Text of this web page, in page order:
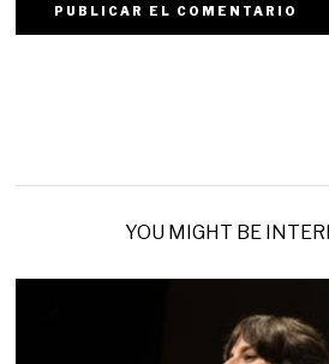
YOU MIGHT BE